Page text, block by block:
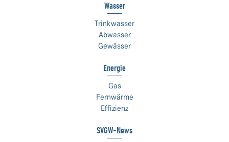
Wasser
Trinkwasser
Abwasser
Gewässer
Energie
Gas
Fernwärme
Effizienz
SVGW-News